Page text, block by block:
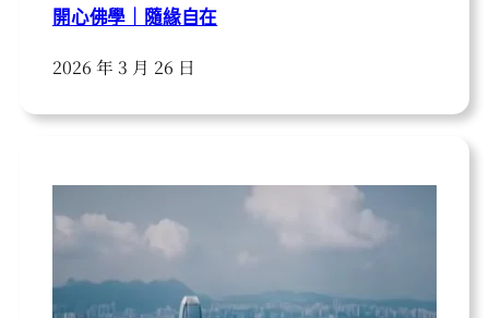
開心佛學｜隨緣自在
2026 年 3 月 26 日